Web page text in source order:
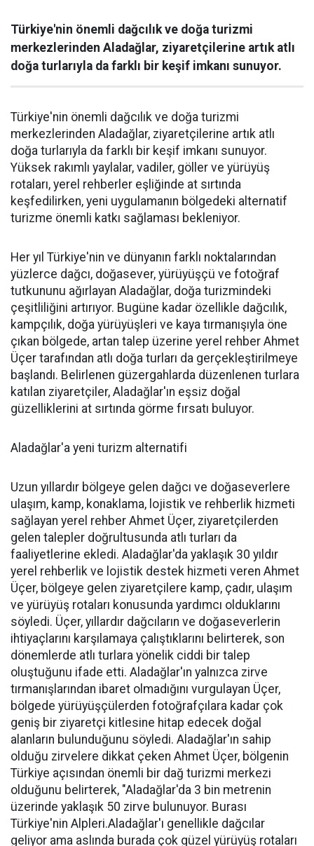
Türkiye'nin önemli dağcılık ve doğa turizmi
merkezlerinden Aladağlar, ziyaretçilerine artık atlı
doğa turlarıyla da farklı bir keşif imkanı sunuyor.
Türkiye'nin önemli dağcılık ve doğa turizmi
merkezlerinden Aladağlar, ziyaretçilerine artık atlı
doğa turlarıyla da farklı bir keşif imkanı sunuyor.
Yüksek rakımlı yaylalar, vadiler, göller ve yürüyüş
rotaları, yerel rehberler eşliğinde at sırtında
keşfedilirken, yeni uygulamanın bölgedeki alternatif
turizme önemli katkı sağlaması bekleniyor.
Her yıl Türkiye'nin ve dünyanın farklı noktalarından
yüzlerce dağcı, doğasever, yürüyüşçü ve fotoğraf
tutkununu ağırlayan Aladağlar, doğa turizmindeki
çeşitliliğini artırıyor. Bugüne kadar özellikle dağcılık,
kampçılık, doğa yürüyüşleri ve kaya tırmanışıyla öne
çıkan bölgede, artan talep üzerine yerel rehber Ahmet
Üçer tarafından atlı doğa turları da gerçekleştirilmeye
başlandı. Belirlenen güzergahlarda düzenlenen turlara
katılan ziyaretçiler, Aladağlar'ın eşsiz doğal
güzelliklerini at sırtında görme fırsatı buluyor.
Aladağlar'a yeni turizm alternatifi
Uzun yıllardır bölgeye gelen dağcı ve doğaseverlere
ulaşım, kamp, konaklama, lojistik ve rehberlik hizmeti
sağlayan yerel rehber Ahmet Üçer, ziyaretçilerden
gelen talepler doğrultusunda atlı turları da
faaliyetlerine ekledi. Aladağlar'da yaklaşık 30 yıldır
yerel rehberlik ve lojistik destek hizmeti veren Ahmet
Üçer, bölgeye gelen ziyaretçilere kamp, çadır, ulaşım
ve yürüyüş rotaları konusunda yardımcı olduklarını
söyledi. Üçer, yıllardır dağcıların ve doğaseverlerin
ihtiyaçlarını karşılamaya çalıştıklarını belirterek, son
dönemlerde atlı turlara yönelik ciddi bir talep
oluştuğunu ifade etti. Aladağlar'ın yalnızca zirve
tırmanışlarından ibaret olmadığını vurgulayan Üçer,
bölgede yürüyüşçülerden fotoğrafçılara kadar çok
geniş bir ziyaretçi kitlesine hitap edecek doğal
alanların bulunduğunu söyledi. Aladağlar'ın sahip
olduğu zirvelere dikkat çeken Ahmet Üçer, bölgenin
Türkiye açısından önemli bir dağ turizmi merkezi
olduğunu belirterek, "Aladağlar'da 3 bin metrenin
üzerinde yaklaşık 50 zirve bulunuyor. Burası
Türkiye'nin Alpleri.Aladağlar'ı genellikle dağcılar
geliyor ama aslında burada çok güzel yürüyüş rotaları